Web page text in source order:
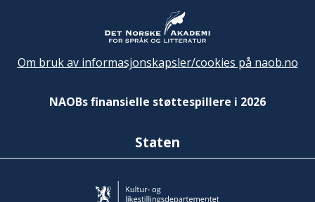
Om bruk av informasjonskapsler/cookies på naob.no
NAOBs finansielle støttespillere i 2026
Staten